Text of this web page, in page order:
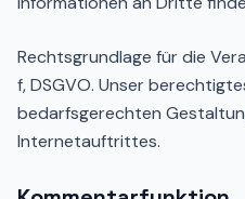
Rechtsgrundlage für die
f, DSGVO. Unser
bedarfsgerechten
Internetauftrittes.